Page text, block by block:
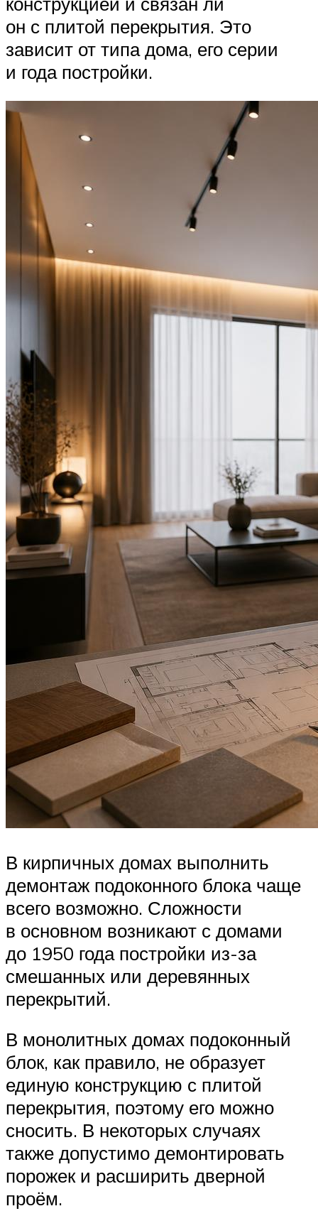
он с плитой перекрытия. Это
зависит от типа дома, его серии
и года постройки.
В кирпичных домах выполнить
демонтаж подоконного блока чаще
всего возможно. Сложности
в основном возникают с домами
до 1950 года постройки из-за
смешанных или деревянных
перекрытий.
В монолитных домах подоконный
блок, как правило, не образует
единую конструкцию с плитой
перекрытия, поэтому его можно
сносить. В некоторых случаях
также допустимо демонтировать
порожек и расширить дверной
проём.